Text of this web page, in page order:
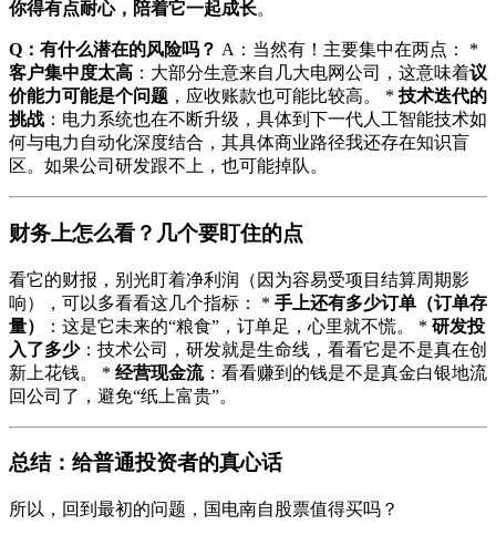
你得有点耐心，陪着它一起成长。
Q：有什么潜在的风险吗？ A：当然有！主要集中在两点： *
客户集中度太高 ：大部分生意来自几大电网公司，这意味着议
价能力可能是个问题 ，应收账款也可能比较高。 * 技术迭代的
挑战 ：电力系统也在不断升级，具体到下一代人工智能技术如
何与电力自动化深度结合，其具体商业路径我还存在知识盲
区。如果公司研发跟不上，也可能掉队。
财务上怎么看？几个要盯住的点
看它的财报，别光盯着净利润（因为容易受项目结算周期影
响），可以多看看这几个指标： * 手上还有多少订单（订单存
量）
：这是它未来的“粮食”，订单足，心里就不慌。 * 研发投
入了多少：技术公司，研发就是生命线，看看它是不是真在创
新上花钱。 * 经营现金流：看看赚到的钱是不是真金白银地流
回公司了，避免“纸上富贵”。
总结：给普通投资者的真心话
所以，回到最初的问题，国电南自股票值得买吗？